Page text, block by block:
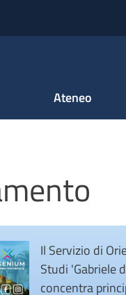
Ateneo
Il Servizio di
Studi 'Gabriele
concentra